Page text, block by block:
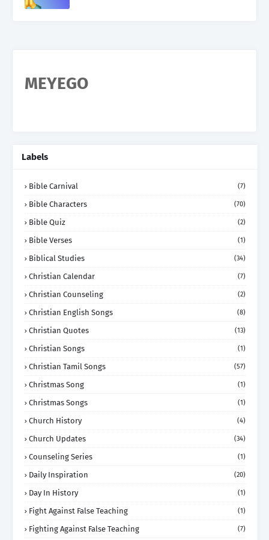
MEYEGO
Labels
Bible Carnival (7)
Bible Characters (70)
Bible Quiz (2)
Bible Verses (1)
Biblical Studies (34)
Christian Calendar (7)
Christian Counseling (2)
Christian English Songs (8)
Christian Quotes (13)
Christian Songs (1)
Christian Tamil Songs (57)
Christmas Song (1)
Christmas Songs (1)
Church History (4)
Church Updates (34)
Counseling Series (1)
Daily Inspiration (20)
Day In History (1)
Fight Against False Teaching (1)
Fighting Against False Teaching (7)